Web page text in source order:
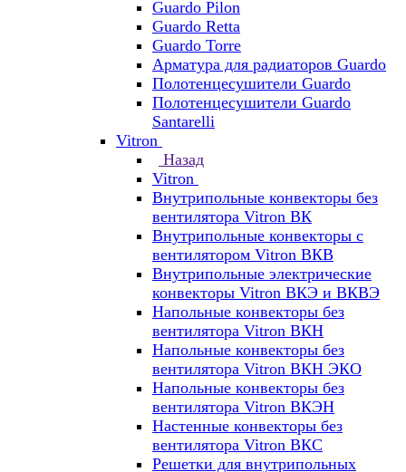
Guardo Pilon
Guardo Retta
Guardo Torre
Арматура для радиаторов Guardo
Полотенцесушители Guardo
Полотенцесушители Guardo
Santarelli
Vitron
Назад
Vitron
Внутрипольные конвекторы без
вентилятора Vitron ВК
Внутрипольные конвекторы с
вентилятором Vitron ВКВ
Внутрипольные электрические
конвекторы Vitron ВКЭ и ВКВЭ
Напольные конвекторы без
вентилятора Vitron ВКН
Напольные конвекторы без
вентилятора Vitron ВКН ЭКО
Напольные конвекторы без
вентилятора Vitron ВКЭН
Настенные конвекторы без
вентилятора Vitron ВКС
Решетки для внутрипольных